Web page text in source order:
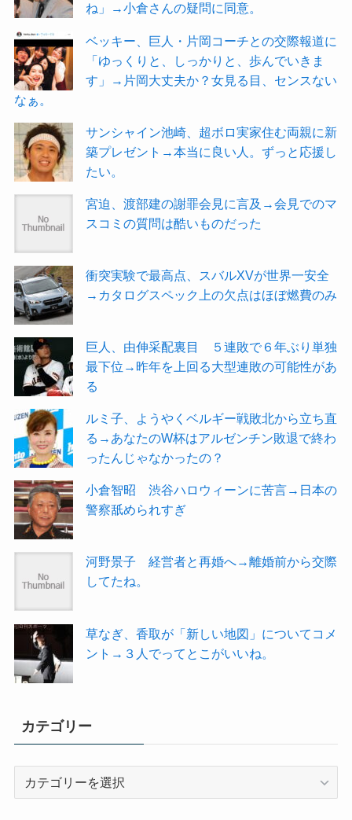
ね」→小倉さんの疑問に同意。
ベッキー、巨人・片岡コーチとの交際報道に
「ゆっくりと、しっかりと、歩んでいきま
す」→片岡大丈夫か？女見る目、センスない
なぁ。
サンシャイン池崎、超ボロ実家住む両親に新
築プレゼント→本当に良い人。ずっと応援し
たい。
宮迫、渡部建の謝罪会見に言及→会見でのマ
スコミの質問は酷いものだった
衝突実験で最高点、スバルXVが世界一安全
→カタログスペック上の欠点はほぼ燃費のみ
巨人、由伸采配裏目 ５連敗で６年ぶり単独
最下位→昨年を上回る大型連敗の可能性があ
る
ルミ子、ようやくベルギー戦敗北から立ち直
る→あなたのW杯はアルゼンチン敗退で終わ
ったんじゃなかったの？
小倉智昭 渋谷ハロウィーンに苦言→日本の
警察舐められすぎ
河野景子 経営者と再婚へ→離婚前から交際
してたね。
草なぎ、香取が「新しい地図」についてコメ
ント→３人でってとこがいいね。
カテゴリー